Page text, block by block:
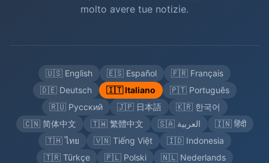
molto avere tue notizie.
🇺🇸 English 🇪🇸 Español
🇫🇷 Français
🇩🇪 Deutsch
🇮🇹 Italiano
🇵🇹 Português
🇷🇺 Русский
🇯🇵 日本語
🇰🇷 한국어
🇨🇳 简体中文
🇹🇼 繁體中文 🇸🇦 العربية
🇮🇳 हिंदी
🇹🇭 ไทย
🇻🇳 Tiếng Việt
🇮🇩 Indonesia
🇹🇷 Türkçe
🇵🇱 Polski
🇳🇱 Nederlands